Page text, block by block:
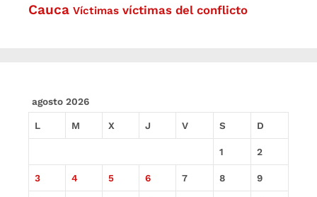
Cauca Víctimas víctimas del conflicto
agosto 2026
L M X J V S D
1 2
3 4 5 6 7 8 9